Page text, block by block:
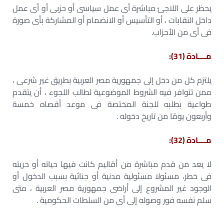
يحظر على اللاجئ مباشرة أى عمل سياسى أو حزبى أو أى عمل
داخل النقابات ، أو التأسيس أو الانضمام أو المشاركة بأى صورة
فى أى من الأحزاب.
مــــادة (31):
يلتزم كل من دخل إلى جمهورية مصر العربية بطريق غير شرعى ،
ممن تتوافر فيه الشروط الموضوعية لطالب اللجوء ، أن يتقدم
طواعية بطلبه للجنة المختصة فى موعد أقصاه خمسة
وأربعون يومًا من تاريخ دخوله .
مــــادة (32):
لا يعد من قدم مباشرة من أقاليم كانت فيها حياته أو حريته
فى خطر، مسئولا مسئولية مدنية أو جنائية بسبب الدخول أو
الوجود غير المشروع إلى أراضى جمهورية مصر العربية ، متى
سلم نفسه فور وصوله إلى أى من السلطات الحكومية .